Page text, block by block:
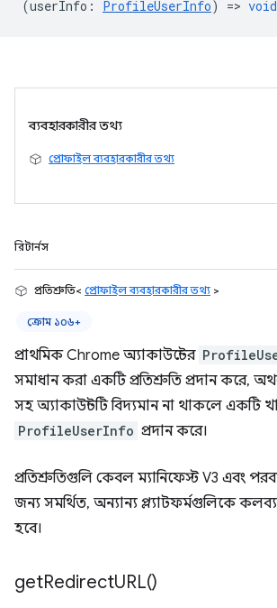
(userInfo : ProfileUserInfo) => void
ব্যবহারকারীর তথ্য
প্রোফাইল ব্যবহারকারীর তথ্য
রিটার্নস
প্রতিশ্রুতি< প্রোফাইল ব্যবহারকারীর তথ্য >
ক্রোম ১০৬+
প্রাথমিক Chrome অ্যাকাউন্টের
সমাধান করা একটি প্রতিশ্রুতি প্রদান করে,
সহ অ্যাকাউন্টটি বিদ্যমান না থাকলে একটি
ProfileUserInfo প্রদান করে।
প্রতিশ্রুতিগুলি কেবল ম্যানিফেস্ট V3 এবং
জন্য সমর্থিত, অন্যান্য প্ল্যাটফর্মগুলিকে
হবে।
getRedirectURL()